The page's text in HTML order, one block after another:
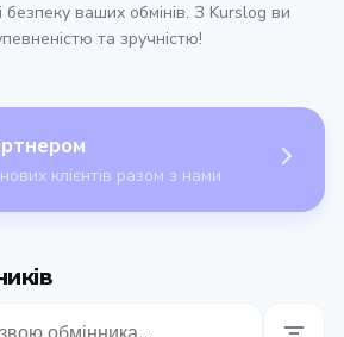
ваших обмінів. З Kurslog ви
та зручністю!
клієнтів разом з нами